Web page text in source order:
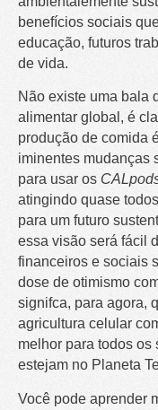
benefícios sociais
educação, futuros
de vida.
Não existe uma bala
alimentar global, é
produção de comida
iminentes mudanças
para usar os
atingindo quase
para um futuro
essa visão será fácil
financeiros e sociais
dose de otimismo
signifca, para agora,
agricultura celular
melhor para todos
estejam no Planeta
Você pode aprender